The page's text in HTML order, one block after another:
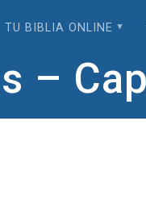
TU BIBLIA ONLINE
–